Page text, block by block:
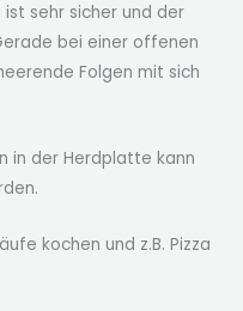
sehr sicher und der
bei einer offenen
Folgen mit sich
in der Herdplatte kann
kochen und z.B. Pizza